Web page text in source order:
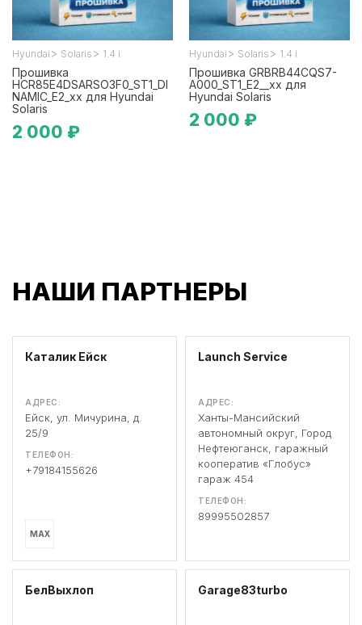
Hyundai > Solaris > 1.4 i
Прошивка
HCR85E4DSARSO3F0_ST1_DI
NAMIC_E2_xx для Hyundai
Solaris
2 000 ₽
Hyundai > Solaris > 1.4 i
Прошивка GRBRB44CQS7-
A000_ST1_E2__xx для
Hyundai Solaris
2 000 ₽
НАШИ ПАРТНЕРЫ
Каталик Ейск
АДРЕС:
Ейск, ул. Мичурина, д.
25/9
ТЕЛЕФОН:
+79184155626
MAX
Launch Service
АДРЕС:
Ханты-Мансийский
автономный округ, Город
Нефтеюганск, гаражный
кооператив «Глобус»
гараж 454
ТЕЛЕФОН:
89995502857
БелВыхлоп Garage83turbo